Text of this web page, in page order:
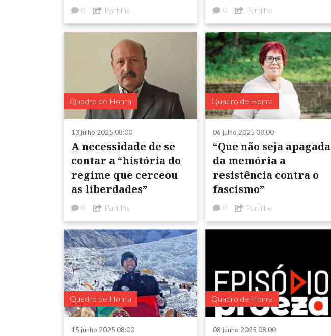
0 Partilhe 0 Partilhe
Quadro de Honra
13 julho 2025 08:00
A necessidade de se
contar a “história do
regime que cerceou
as liberdades”
0 Partilhe
Quadro de Honra
06 julho 2025 08:00
“Que não seja apagada
da memória a
resistência contra o
fascismo”
0 Partilhe
Quadro de Honra
15 junho 2025 08:00
Quadro de Honra
08 junho 2025 08:00